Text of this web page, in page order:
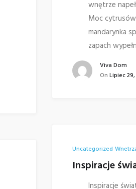
wnętrze
Moc
mandarynka
zapach
Viva Dom
On Lipiec
Uncategorized
Inspiracje
Inspiracje